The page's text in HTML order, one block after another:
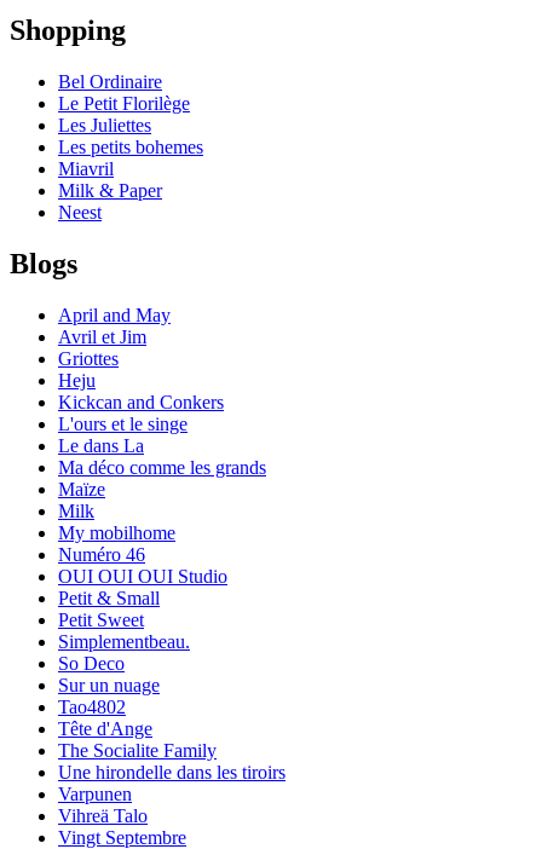
Shopping
Bel Ordinaire
Le Petit Florilège
Les Juliettes
Les petits bohemes
Miavril
Milk & Paper
Neest
Blogs
April and May
Avril et Jim
Griottes
Heju
Kickcan and Conkers
L'ours et le singe
Le dans La
Ma déco comme les grands
Maïze
Milk
My mobilhome
Numéro 46
OUI OUI OUI Studio
Petit & Small
Petit Sweet
Simplementbeau.
So Deco
Sur un nuage
Tao4802
Tête d'Ange
The Socialite Family
Une hirondelle dans les tiroirs
Varpunen
Vihreä Talo
Vingt Septembre